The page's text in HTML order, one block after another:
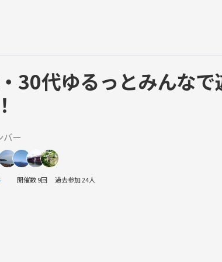
30代ゆるっとみんなで
バー
開催数 9回 過去参加 24人